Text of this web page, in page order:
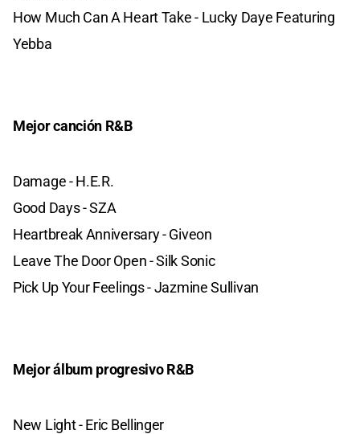
How Much Can A Heart Take - Lucky Daye Featuring
Yebba
Mejor canción R&B
Damage - H.E.R.
Good Days - SZA
Heartbreak Anniversary - Giveon
Leave The Door Open - Silk Sonic
Pick Up Your Feelings - Jazmine Sullivan
Mejor álbum progresivo R&B
New Light - Eric Bellinger